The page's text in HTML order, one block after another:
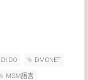
DI DO DMCNET
MSM語言